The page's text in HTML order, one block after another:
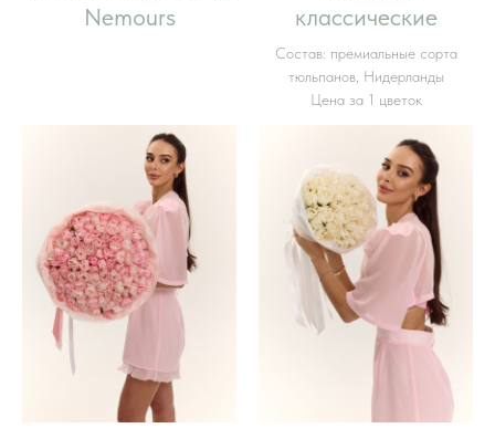
Nemours
классические
Состав: премиальные сорта
тюльпанов, Нидерланды
Цена за 1 цветок